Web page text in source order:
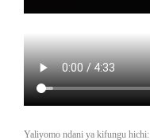
Yaliyomo ndani ya kifungu hichi: